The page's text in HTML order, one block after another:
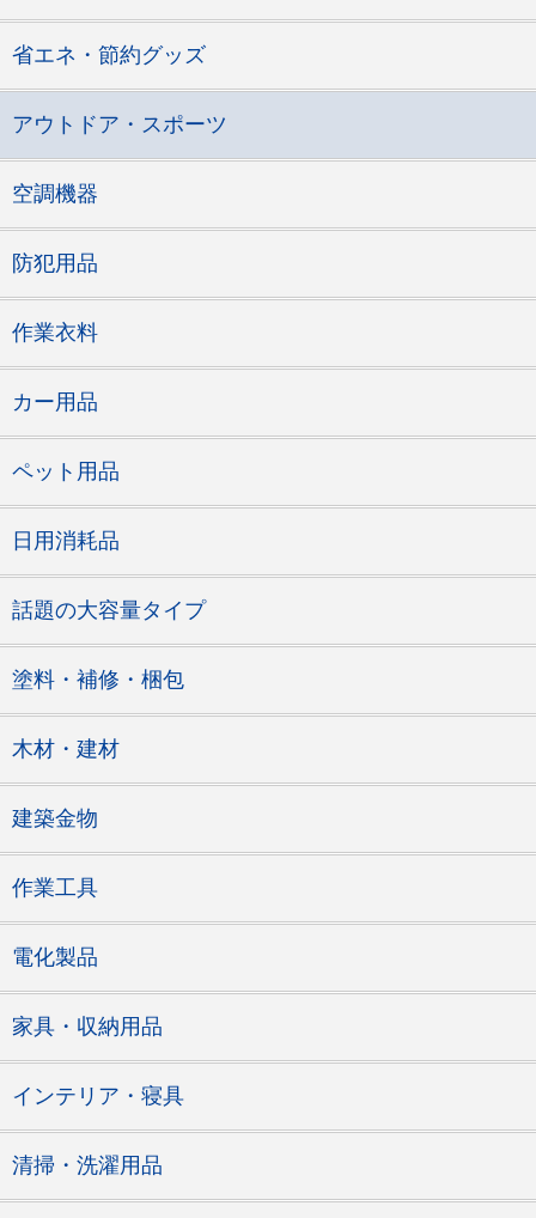
省エネ・節約グッズ
アウトドア・スポーツ
空調機器
防犯用品
作業衣料
カー用品
ペット用品
日用消耗品
話題の大容量タイプ
塗料・補修・梱包
木材・建材
建築金物
作業工具
電化製品
家具・収納用品
インテリア・寝具
清掃・洗濯用品